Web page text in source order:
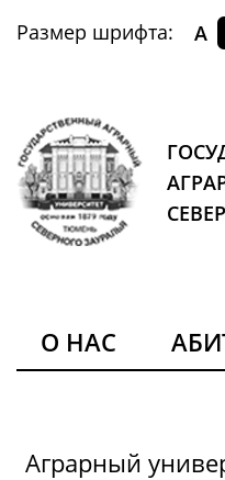
Размер шрифта: A
О НАС
Аграрный